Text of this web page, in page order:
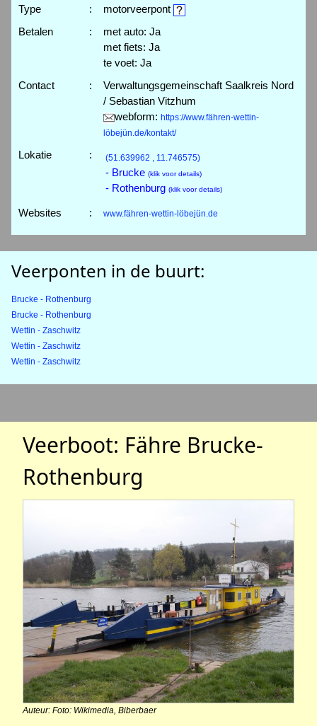
Type
:
motorveerpont
Betalen
:
met auto: Ja
met fiets: Ja
te voet: Ja
Contact
:
Verwaltungsgemeinschaft Saalkreis Nord
/ Sebastian Vitzhum
webform: https://www.fähren-wettin-
löbejün.de/kontakt/
Lokatie : (51.639962 , 11.746575)
- Brucke (klik voor details)
- Rothenburg (klik voor details)
Websites : www.fähren-wettin-löbejün.de
Veerponten in de buurt:
Brucke - Rothenburg
Brucke - Rothenburg
Wettin - Zaschwitz
Wettin - Zaschwitz
Wettin - Zaschwitz
Veerboot: Fähre Brucke-
Rothenburg
Auteur: Foto: Wikimedia, Biberbaer